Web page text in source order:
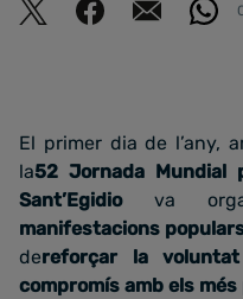
El primer dia de l’any,
la52 Jornada Mundial
Sant’Egidiova
manifestacions
dereforçar la
compromís amb els